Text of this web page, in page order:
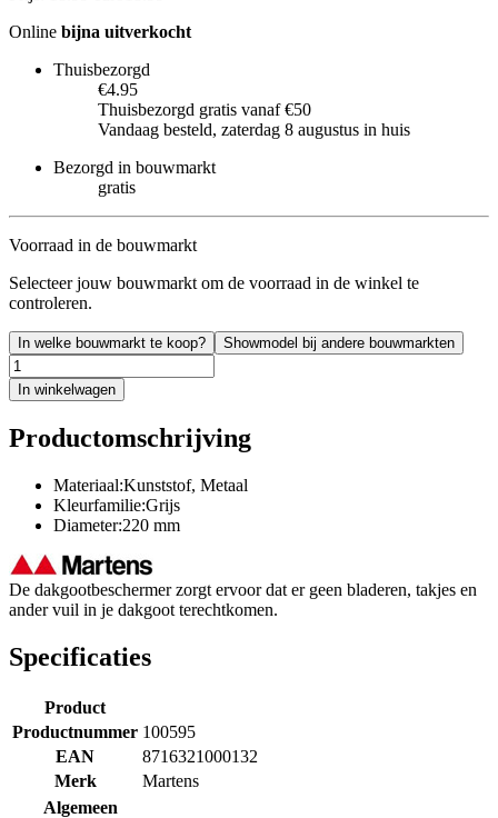
Online bijna uitverkocht
Thuisbezorgd
€4.95
Thuisbezorgd gratis vanaf €50
Vandaag besteld, zaterdag 8 augustus in huis
Bezorgd in bouwmarkt
gratis
Voorraad in de bouwmarkt
Selecteer jouw bouwmarkt om de voorraad in de winkel te
controleren.
In welke bouwmarkt te koop? Showmodel bij andere bouwmarkten
In winkelwagen
Productomschrijving
Materiaal:Kunststof, Metaal
Kleurfamilie:Grijs
Diameter:220 mm
De dakgootbeschermer zorgt ervoor dat er geen bladeren, takjes en
ander vuil in je dakgoot terechtkomen.
Specificaties
Product
Productnummer 100595
EAN
8716321000132
Merk
Martens
Algemeen